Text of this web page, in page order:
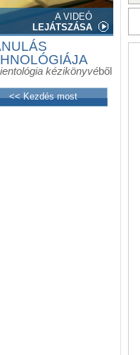
A VIDEÓ
LEJÁTSZÁSA
kézikönyvéből
<< Kezdés most